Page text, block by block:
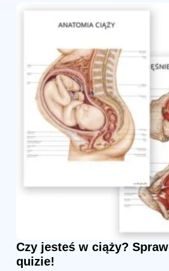
Czy jesteś w ciąży?
quizie!